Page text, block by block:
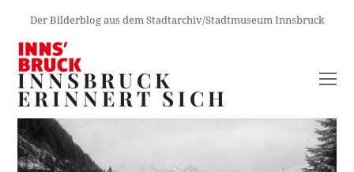
Der Bilderblog aus dem Stadtarchiv/Stadtmuseum Innsbruck
INNSBRUCK
ERINNERT SICH